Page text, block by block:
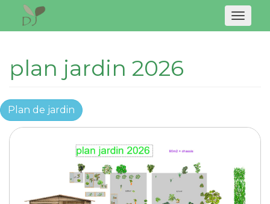
plan jardin 2026
Plan de jardin